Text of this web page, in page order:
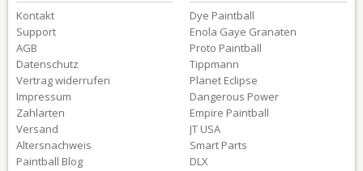
Kontakt
Support
AGB
Datenschutz
Vertrag widerrufen
Impressum
Zahlarten
Versand
Altersnachweis
Paintball Blog
Dye Paintball
Enola Gaye Granaten
Proto Paintball
Tippmann
Planet Eclipse
Dangerous Power
Empire Paintball
JT USA
Smart Parts
DLX